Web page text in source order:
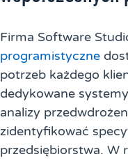
Firma Software
programistyczne
potrzeb każdego
dedykowane
analizy
zidentyfikować
przedsiębiorstwa. W